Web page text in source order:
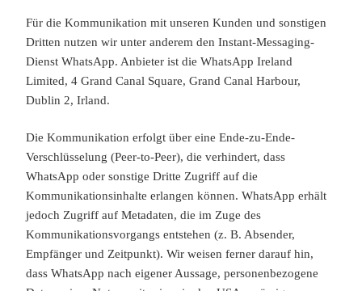
Für die Kommunikation mit unseren Kunden und sonstigen
Dritten nutzen wir unter anderem den Instant-Messaging-
Dienst WhatsApp. Anbieter ist die WhatsApp Ireland
Limited, 4 Grand Canal Square, Grand Canal Harbour,
Dublin 2, Irland.
Die Kommunikation erfolgt über eine Ende-zu-Ende-
Verschlüsselung (Peer-to-Peer), die verhindert, dass
WhatsApp oder sonstige Dritte Zugriff auf die
Kommunikationsinhalte erlangen können. WhatsApp erhält
jedoch Zugriff auf Metadaten, die im Zuge des
Kommunikationsvorgangs entstehen (z. B. Absender,
Empfänger und Zeitpunkt). Wir weisen ferner darauf hin,
dass WhatsApp nach eigener Aussage, personenbezogene